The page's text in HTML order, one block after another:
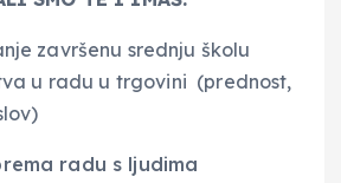
završenu srednju školu
u radu u trgovini (prednost,
radu s ljudima